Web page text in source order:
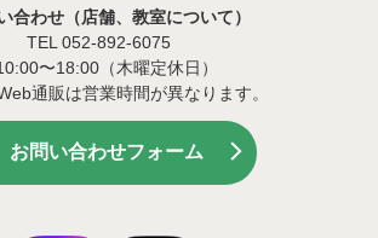
合わせ（店舗、教室について）
TEL 052-892-6075
〜18:00（木曜定休日）
通販は営業時間が異なります。
お問い合わせフォーム